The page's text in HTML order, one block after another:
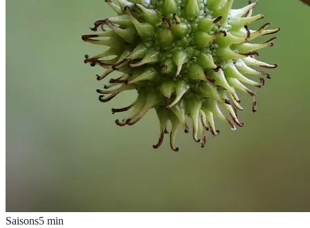
Saisons5 min